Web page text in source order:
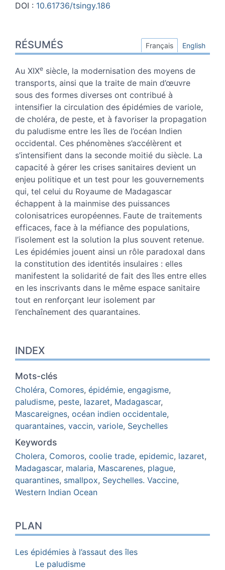
DOI : 10.61736/tsingy.186
Index
Plan
Texte
Notes
Citer cet article
Auteur
RÉSUMÉS Français English
Au XIXe siècle, la modernisation des moyens de
transports, ainsi que la traite de main d’œuvre
sous des formes diverses ont contribué à
intensifier la circulation des épidémies de variole,
de choléra, de peste, et à favoriser la propagation
du paludisme entre les îles de l’océan Indien
occidental. Ces phénomènes s’accélèrent et
s’intensifient dans la seconde moitié du siècle. La
capacité à gérer les crises sanitaires devient un
enjeu politique et un test pour les gouvernements
qui, tel celui du Royaume de Madagascar
échappent à la mainmise des puissances
colonisatrices européennes. Faute de traitements
efficaces, face à la méfiance des populations,
l’isolement est la solution la plus souvent retenue.
Les épidémies jouent ainsi un rôle paradoxal dans
la constitution des identités insulaires : elles
manifestent la solidarité de fait des îles entre elles
en les inscrivants dans le même espace sanitaire
tout en renforçant leur isolement par
l’enchaînement des quarantaines.
INDEX
Mots-clés
Choléra, Comores, épidémie, engagisme,
paludisme, peste, lazaret, Madagascar,
Mascareignes, océan indien occidentale,
quarantaines, vaccin, variole, Seychelles
Keywords
Cholera, Comoros, coolie trade, epidemic, lazaret,
Madagascar, malaria, Mascarenes, plague,
quarantines, smallpox, Seychelles. Vaccine,
Western Indian Ocean
PLAN
Les épidémies à l’assaut des îles
Le paludisme